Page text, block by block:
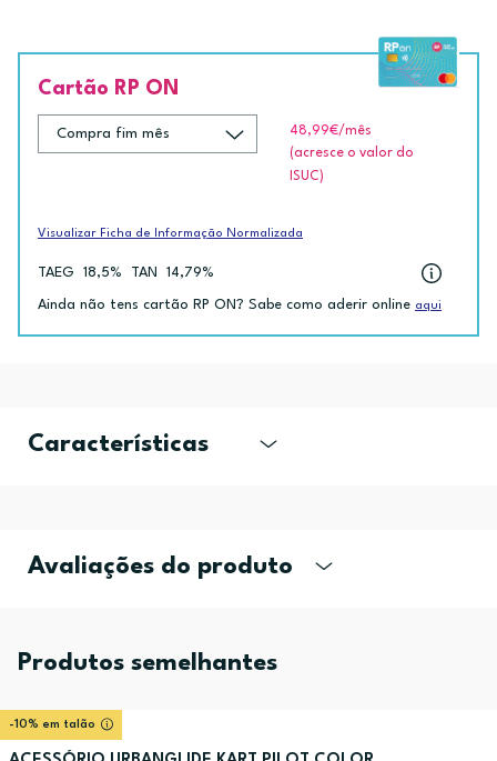
Cartão RP ON
48,99€/mês
(acresce o valor do
ISUC)
Visualizar Ficha de Informação Normalizada
TAEG 18,5% TAN 14,79%
Ainda não tens cartão RP ON? Sabe como aderir online aqui
Características
Avaliações do produto
Produtos semelhantes
-10% em talão